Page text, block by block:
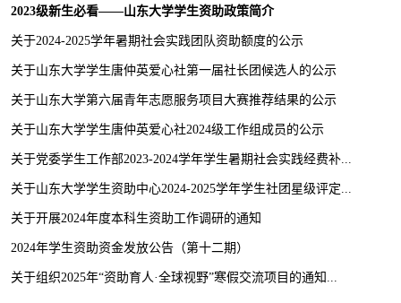
2023级新生必看——山东大学学生资助政策简介
关于2024-2025学年暑期社会实践团队资助额度的公示
关于山东大学学生唐仲英爱心社第一届社长团候选人的公示
关于山东大学第六届青年志愿服务项目大赛推荐结果的公示
关于山东大学学生唐仲英爱心社2024级工作组成员的公示
关于党委学生工作部2023-2024学年学生暑期社会实践经费补...
关于山东大学学生资助中心2024-2025学年学生社团星级评定...
关于开展2024年度本科生资助工作调研的通知
2024年学生资助资金发放公告（第十二期）
关于组织2025年“资助育人·全球视野”寒假交流项目的通知...
司、全国学生资助管理中心调...
翼工程”入选第一批高校思...
生资助中心